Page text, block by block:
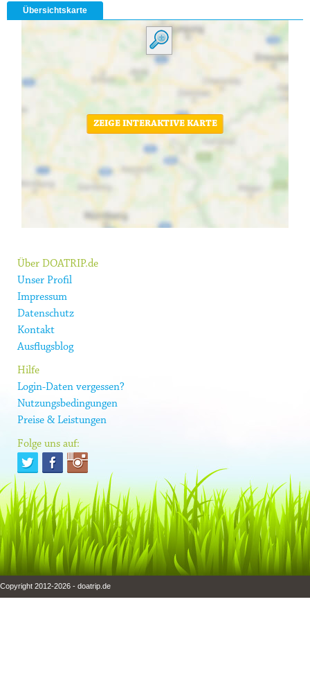
Übersichtskarte
ZEIGE INTERAKTIVE KARTE
Über DOATRIP.de
Unser Profil
Impressum
Datenschutz
Kontakt
Ausflugsblog
Hilfe
Login-Daten vergessen?
Nutzungsbedingungen
Preise & Leistungen
Folge uns auf:
Copyright 2012-2026 - doatrip.de